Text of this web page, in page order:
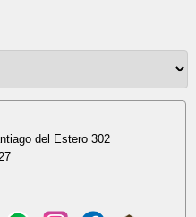
del Estero 302